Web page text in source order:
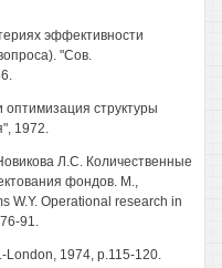
эффективности
"Сов.
структуры
1972.
Л.С. Количественные
фондов. М.,
W.Y. Operational research in
91.
London, 1974, p.115-120.